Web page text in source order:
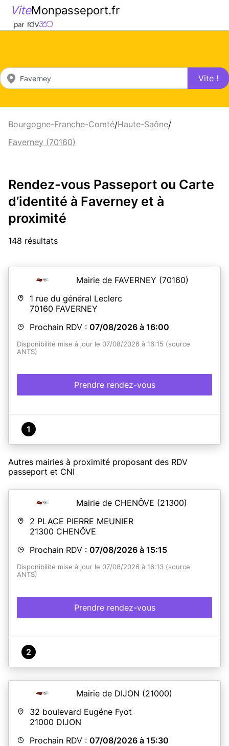
ViteMonpasseport.fr
Vite !
Bourgogne-Franche-Comté/Haute-Saône/
Faverney (70160)
Rendez-vous Passeport ou Carte
d’identité à Faverney et à
proximité
148 résultats
Mairie de FAVERNEY (70160)
1 rue du général Leclerc
70160 FAVERNEY
Prochain RDV : 07/08/2026 à 16:00
Disponibilité mise à jour le 07/08/2026 à 16:15 (source
ANTS)
Prendre rendez-vous
1
Autres mairies à proximité proposant des RDV
passeport et CNI
Mairie de CHENÔVE (21300)
2 PLACE PIERRE MEUNIER
21300 CHENÔVE
Prochain RDV : 07/08/2026 à 15:15
Disponibilité mise à jour le 07/08/2026 à 16:13 (source
ANTS)
Prendre rendez-vous
2
Mairie de DIJON (21000)
32 boulevard Eugéne Fyot
21000 DIJON
Prochain RDV : 07/08/2026 à 15:30